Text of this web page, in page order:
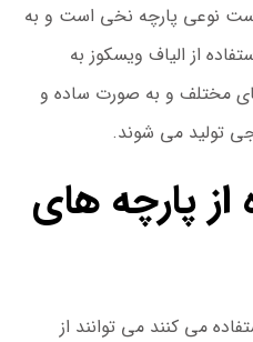
نوعی پارچه نخی است و به
از الیاف ویسکوز به
مختلف و به صورت ساده و
تولید می شوند.
از پارچه های
می کنند می توانند از